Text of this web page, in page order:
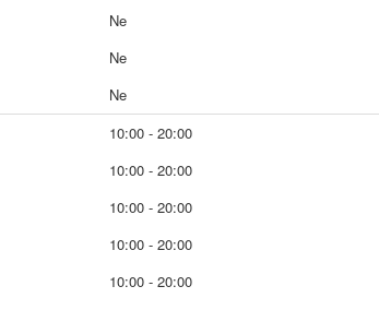
Ne
Ne
Ne
10:00 - 20:00
10:00 - 20:00
10:00 - 20:00
10:00 - 20:00
10:00 - 20:00